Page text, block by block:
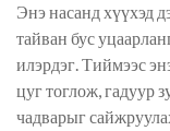
Энэ насанд хүүхэд
тайван бус
илэрдэг. Тиймээс
цуг тоглож, гадуур
чадварыг